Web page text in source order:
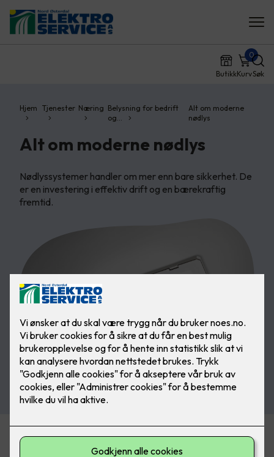
ButikkKurv
0
Søk
Hjem Tjenester Næring Belysning for bedrift
og…
Alt om moderne
nødlys
Alt om moderne nødlys
Nødlyssystemer handler om mer enn bare sikkerhet. De
er en investering i effektiv drift og en bærekraftig
fremtid.
Fra trygg evakuering til grønn fremtid